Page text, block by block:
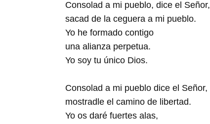
Consolad a mi pueblo, dice el Señor,
sacad de la ceguera a mi pueblo.
Yo he formado contigo
una alianza perpetua.
Yo soy tu único Dios.
Consolad a mi pueblo dice el Señor,
mostradle el camino de libertad.
Yo os daré fuertes alas,